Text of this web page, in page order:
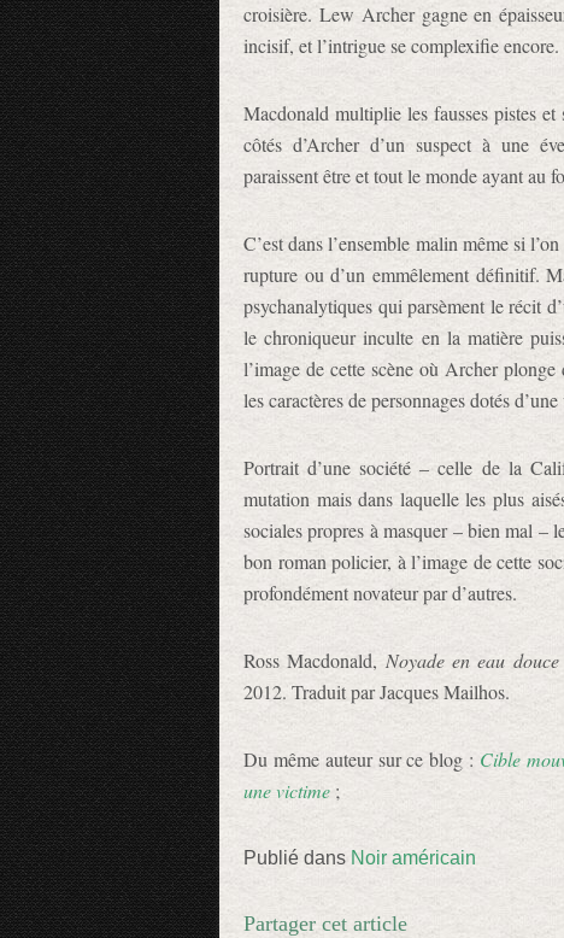
croisière. Lew Archer gagne en
incisif, et l’intrigue se complexifie encore.
Macdonald multiplie les fausses pistes
côtés d’Archer d’un suspect à une
paraissent être et tout le monde ayant au
C’est dans l’ensemble malin même si
rupture ou d’un emmêlement définitif.
psychanalytiques qui parsèment le récit
le chroniqueur inculte en la matière
l’image de cette scène où Archer
les caractères de personnages dotés
Portrait d’une société – celle de la
mutation mais dans laquelle les plus
sociales propres à masquer – bien mal –
bon roman policier, à l’image de cette
profondément novateur par d’autres.
Ross Macdonald, Noyade en eau douce
2012. Traduit par Jacques Mailhos.
Du même auteur sur ce blog : Cible
une victime ;
Publié dans Noir américain
Partager cet article